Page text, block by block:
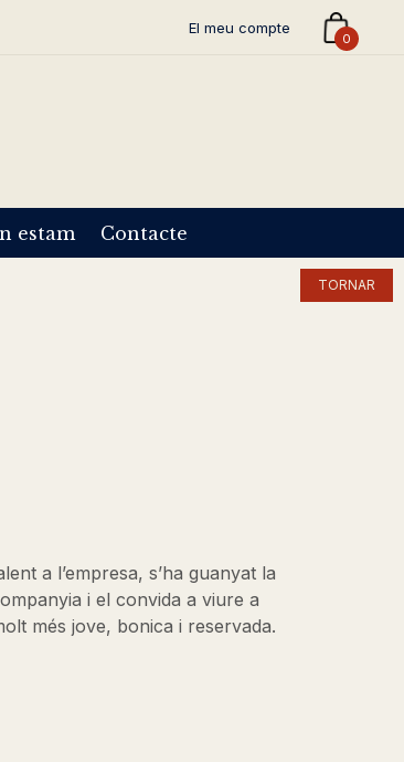
El meu compte
0
estam Contacte
TORNAR
a l’empresa, s’ha guanyat la
i el convida a viure a
més jove, bonica i reservada.